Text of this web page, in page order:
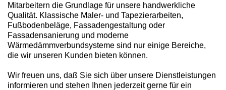
Mitarbeitern die Grundlage für unsere handwerkliche
Qualität. Klassische Maler- und Tapezierarbeiten,
Fußbodenbeläge, Fassadengestaltung oder
Fassadensanierung und moderne
Wärmedämmverbundsysteme sind nur einige Bereiche,
die wir unseren Kunden bieten können.
Wir freuen uns, daß Sie sich über unsere Dienstleistungen
informieren und stehen Ihnen jederzeit gerne für ein